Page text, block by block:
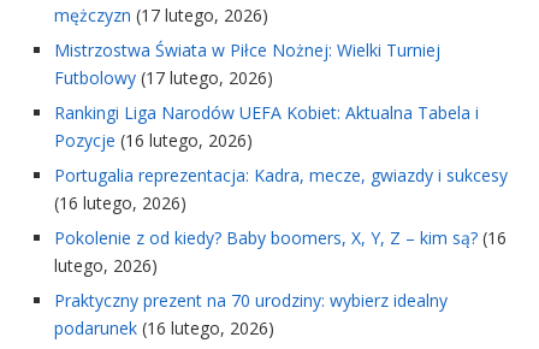
mężczyzn (17 lutego, 2026)
Mistrzostwa Świata w Piłce Nożnej: Wielki Turniej
Futbolowy (17 lutego, 2026)
Rankingi Liga Narodów UEFA Kobiet: Aktualna Tabela i
Pozycje (16 lutego, 2026)
Portugalia reprezentacja: Kadra, mecze, gwiazdy i sukcesy
(16 lutego, 2026)
Pokolenie z od kiedy? Baby boomers, X, Y, Z – kim są? (16
lutego, 2026)
Praktyczny prezent na 70 urodziny: wybierz idealny
podarunek (16 lutego, 2026)